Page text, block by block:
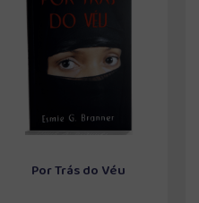
Por Trás do Véu